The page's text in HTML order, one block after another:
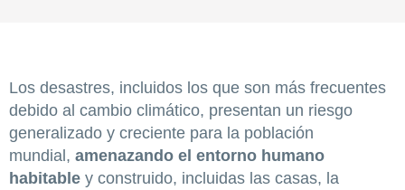
Los desastres, incluidos los que son más frecuentes
debido al cambio climático, presentan un riesgo
generalizado y creciente para la población
mundial, amenazando el entorno humano
habitable y construido, incluidas las casas, la